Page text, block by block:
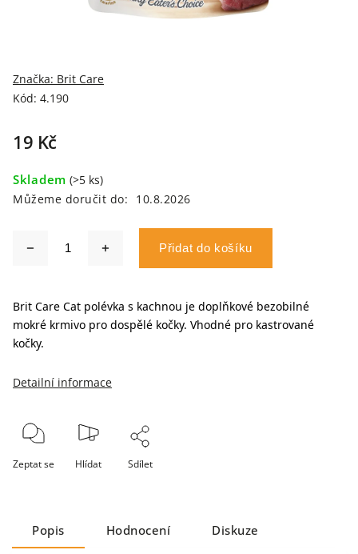
Kód: 4.190
Značka: Brit Care
19 Kč
Skladem (>5 ks)
Můžeme doručit do:
10.8.2026
Přidat do košíku
Brit Care Cat polévka s kachnou je doplňkové bezobilné
mokré krmivo pro dospělé kočky. Vhodné pro kastrované
kočky.
Detailní informace
Zeptat se Hlídat Sdílet
Popis Hodnocení Diskuze